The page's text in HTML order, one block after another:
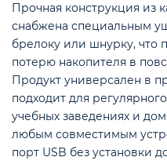
Прочная конструкция из
снабжена специальным
брелоку или шнурку, что
потерю накопителя в
Продукт универсален в
подходит для
учебных заведениях и
любым совместимым
порт USB без установки